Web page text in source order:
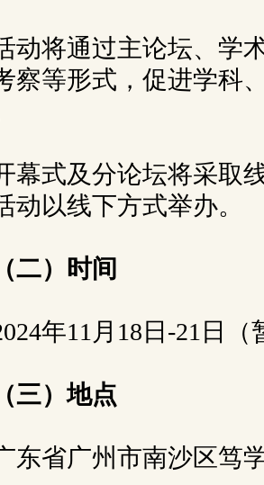
动将通过主论坛、学
察等形式，促进学科
幕式及分论坛将采取
动以线下方式举办。
（二）时间
年11月18日-21日
（三）地点
东省广州市南沙区笃